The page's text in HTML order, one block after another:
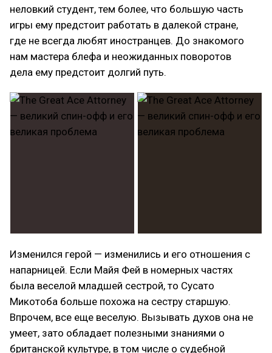
неловкий студент, тем более, что большую часть
игры ему предстоит работать в далекой стране,
где не всегда любят иностранцев. До знакомого
нам мастера блефа и неожиданных поворотов
дела ему предстоит долгий путь.
Изменился герой — изменились и его отношения с
напарницей. Если Майя Фей в номерных частях
была веселой младшей сестрой, то Сусато
Микотоба больше похожа на сестру старшую.
Впрочем, все еще веселую. Вызывать духов она не
умеет, зато обладает полезными знаниями о
британской культуре, в том числе о судебной